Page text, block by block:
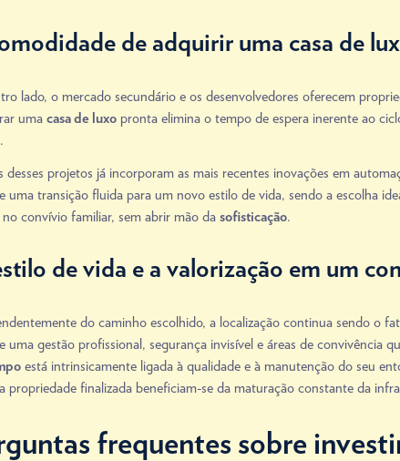
de adquirir uma casa de
lado, o mercado secundário e os desenvolvedores oferecem
uma casa de luxopronta elimina o tempo de espera inerente ao
desses projetos já incorporam as mais recentes inovações em
uma transição fluida para um novo estilo de vida, sendo a escolha
no convívio familiar, sem abrir mão da sofisticação.
de vida e a valorização em um
do caminho escolhido, a localização continua sendo o
uma gestão profissional, segurança invisível e áreas de
está intrinsicamente ligada à qualidade e à manutenção do seu
propriedade finalizada beneficiam-se da maturação constante da
frequentes sobre